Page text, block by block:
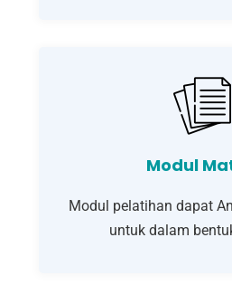
Modul
Modul pelatihan dapat
untuk dalam